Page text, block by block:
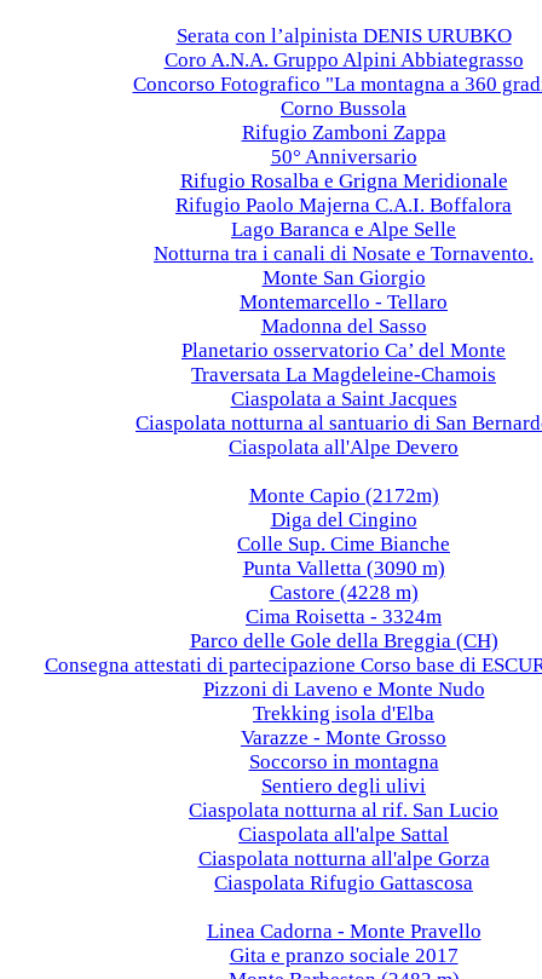
Serata con l’alpinista DENIS URUBKO
Coro A.N.A. Gruppo Alpini Abbiategrasso
Concorso Fotografico "La montagna a 360
Corno Bussola
Rifugio Zamboni Zappa
50° Anniversario
Rifugio Rosalba e Grigna Meridionale
Rifugio Paolo Majerna C.A.I. Boffalora
Lago Baranca e Alpe Selle
Notturna tra i canali di Nosate e Tornavento.
Monte San Giorgio
Montemarcello - Tellaro
Madonna del Sasso
Planetario osservatorio Ca’ del Monte
Traversata La Magdeleine-Chamois
Ciaspolata a Saint Jacques
Ciaspolata notturna al santuario di San
Ciaspolata all'Alpe Devero
Monte Capio (2172m)
Diga del Cingino
Colle Sup. Cime Bianche
Punta Valletta (3090 m)
Castore (4228 m)
Cima Roisetta - 3324m
Parco delle Gole della Breggia (CH)
Consegna attestati di partecipazione Corso base di
Pizzoni di Laveno e Monte Nudo
Trekking isola d'Elba
Varazze - Monte Grosso
Soccorso in montagna
Sentiero degli ulivi
Ciaspolata notturna al rif. San Lucio
Ciaspolata all'alpe Sattal
Ciaspolata notturna all'alpe Gorza
Ciaspolata Rifugio Gattascosa
Linea Cadorna - Monte Pravello
Gita e pranzo sociale 2017